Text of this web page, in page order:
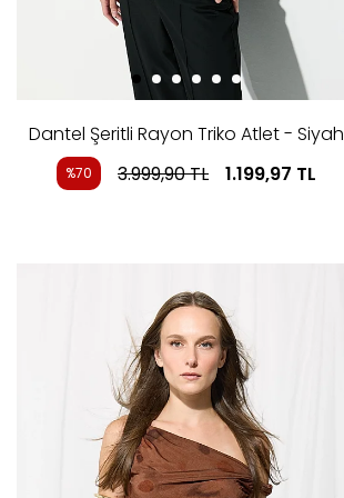
Dantel Şeritli Rayon Triko Atlet - Siyah
%70 3.999,90TL 1.199,97 TL